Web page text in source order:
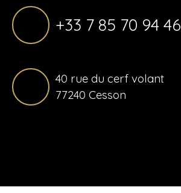
+33 7 85 70 94 46
40 rue du cerf volant
77240 Cesson